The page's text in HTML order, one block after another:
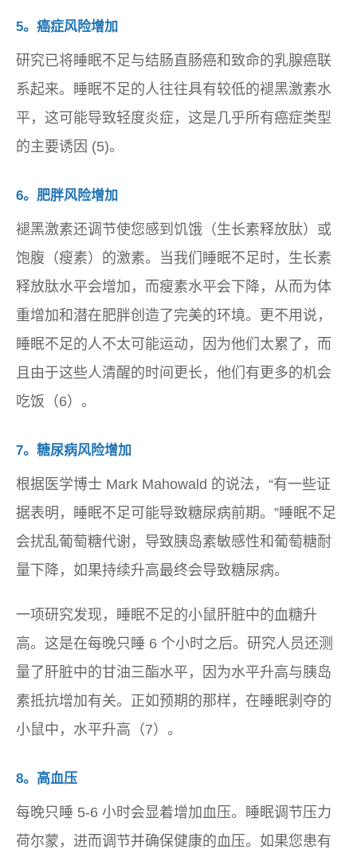
5。癌症风险增加
研究已将睡眠不足​​与结肠直肠癌和致命的乳腺癌联
系起来。睡眠不足的人往往具有较低的褪黑激素水
平，这可能导致轻度炎症，这是几乎所有癌症类型
的主要诱因 (5)。
6。肥胖风险增加
褪黑激素还调节使您感到饥饿（生长素释放肽）或
饱腹（瘦素）的激素。当我们睡眠不足时，生长素
释放肽水平会增加，而瘦素水平会下降，从而为体
重增加和潜在肥胖创造了完美的环境。更不用说，
睡眠不足的人不太可能运动，因为他们太累了，而
且由于这些人清醒的时间更长，他们有更多的机会
吃饭（6）。
7。糖尿病风险增加
根据医学博士 Mark Mahowald 的说法，“有一些证
据表明，睡眠不足可能导致糖尿病前期。”睡眠不足
会扰乱葡萄糖代谢，导致胰岛素敏感性和葡萄糖耐
量下降，如果持续升高最终会导致糖尿病。
一项研究发现，睡眠不足的小鼠肝脏中的血糖升
高。这是在每晚只睡 6 个小时之后。研究人员还测
量了肝脏中的甘油三酯水平，因为水平升高与胰岛
素抵抗增加有关。正如预期的那样，在睡眠剥夺的
小鼠中，水平升高（7）。
8。高血压
每晚只睡 5-6 小时会显着增加血压。睡眠调节压力
荷尔蒙，进而调节并确保健康的血压。如果您患有